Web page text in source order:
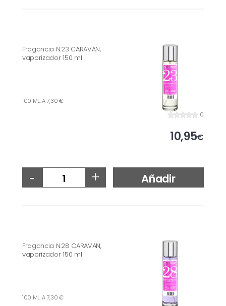
Fragancia N.23 CARAVAN,
vaporizador 150 ml
0
100 ML. A 7,30 €
10,95€
- + Añadir
Fragancia N.28 CARAVAN,
vaporizador 150 ml
100 ML. A 7,30 €